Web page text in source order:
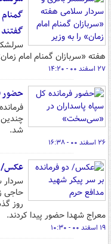
گمنام
گفتند
هفته «سربازان گمنام امام
۲۷ اسفند ۰۰ - ۱۴:۲۰
حضور
شد.
۲۶ اسفند ۰۰ - ۱۶:۳۸
عکس/
سردار
حاجی
روز
معراج شهدا حضور پیدا کردند.
۱۹ اسفند ۰۰ - ۱۰:۳۰